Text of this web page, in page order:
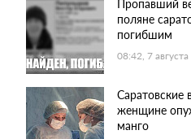
Пропавший
поляне
погибшим
08:42, 7
Саратовские
женщине
манго